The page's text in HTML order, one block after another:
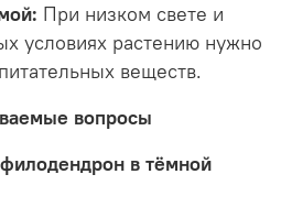
При низком свете и
условиях растению нужно
веществ.
вопросы
в тёмной